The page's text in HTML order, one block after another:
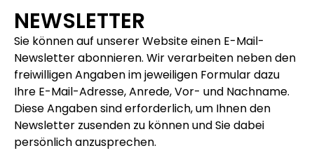
NEWSLETTER
Sie können auf unserer Website einen E-Mail-
Newsletter abonnieren. Wir verarbeiten neben den
freiwilligen Angaben im jeweiligen Formular dazu
Ihre E-Mail-Adresse, Anrede, Vor- und Nachname.
Diese Angaben sind erforderlich, um Ihnen den
Newsletter zusenden zu können und Sie dabei
persönlich anzusprechen.